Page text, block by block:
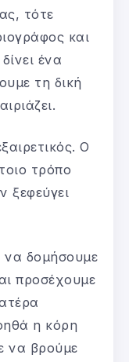
τότε
και
ένα
τη δική
Ο
τρόπο
ξεφεύγει
να δομήσουμε
προσέχουμε
η κόρη
να βρούμε